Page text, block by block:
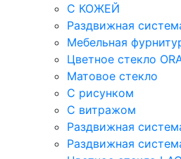
С КОЖЕЙ
Раздвижная
Мебельная
Цветное стекло
Матовое стекло
C рисунком
C витражом
Раздвижная
Раздвижная